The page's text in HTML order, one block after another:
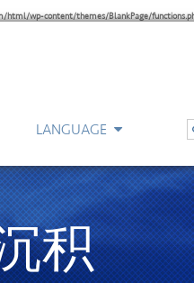
html/wp-content/themes/BlankPage/
LANGUAGE
室
积